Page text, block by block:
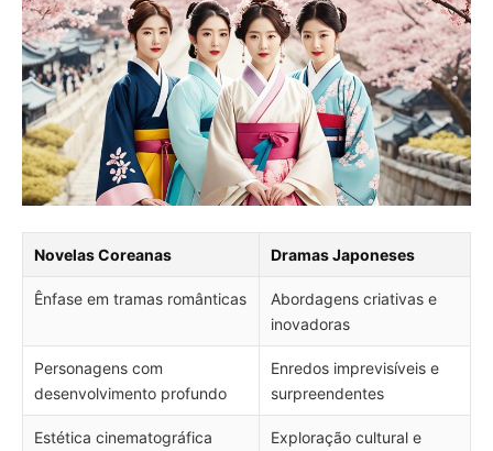
Novelas Coreanas Dramas Japoneses
Ênfase em tramas românticas
Abordagens criativas e
inovadoras
Personagens com
desenvolvimento profundo
Enredos imprevisíveis e
surpreendentes
Estética cinematográfica
Exploração cultural e